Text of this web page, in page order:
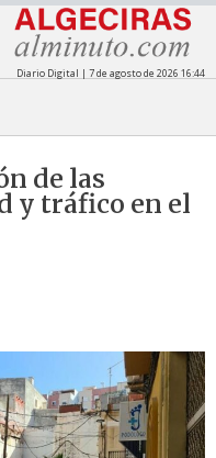
Diario Digital | 7 de agosto de 2026 16:44
de las
y tráfico en el